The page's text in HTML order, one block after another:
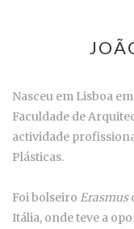
Nasceu em Lisboa
Faculdade de
actividade
Plásticas.
Foi bolseiro Erasmus
Itália, onde teve a